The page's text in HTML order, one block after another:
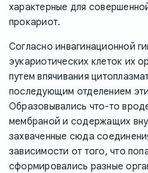
характерные для
прокариот.
Согласно инвагинационной
эукариотических клеток их
путем впячивания
последующим отделением
Образовывались что-то
мембраной и содержащих
захваченные сюда
зависимости от того, что
сформировались разные